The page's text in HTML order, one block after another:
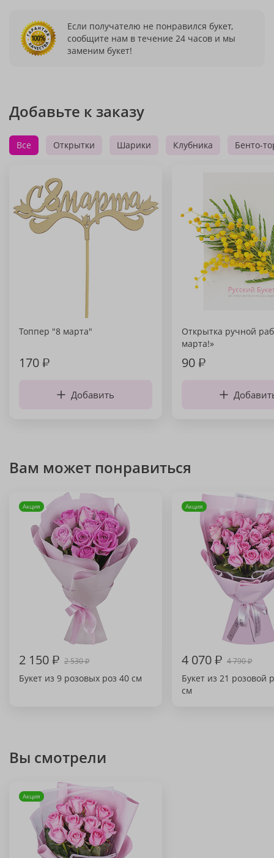
Если получателю не понравился букет,
сообщите нам в течение 24 часов и мы
заменим букет!
Добавьте к заказу
Все Открытки Шарики Клубника Бенто-
Топпер "8 марта"
170₽
Добавить
Открытка ручной
марта!»
90₽
Вам может понравиться
Акция
2 150₽ 2 530₽
Букет из 9 розовых роз 40 см
Акция
4 070₽ 4 790₽
Букет из 21 розовой
см
Вы смотрели
Акция